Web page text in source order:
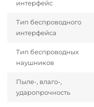
интерфейс
Тип беспроводного
интерфейса
Тип беспроводных
наушников
Пыле-, влаго-,
ударопрочность